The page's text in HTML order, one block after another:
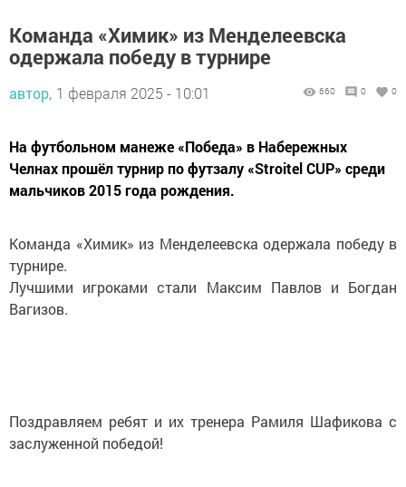
Команда «Химик» из Менделеевска
одержала победу в турнире
автор, 1 февраля 2025 - 10:01 660 0 0
На футбольном манеже «Победа» в Набережных
Челнах прошёл турнир по футзалу «Stroitel CUP» среди
мальчиков 2015 года рождения.
Команда «Химик» из Менделеевска одержала победу в
турнире.
Лучшими игроками стали Максим Павлов и Богдан
Вагизов.
Поздравляем ребят и их тренера Рамиля Шафикова с
заслуженной победой!